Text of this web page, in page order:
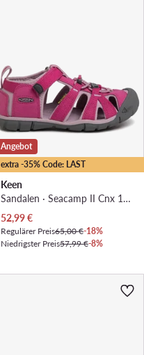
extra -35% Code: LAST
Angebot
Keen
Sandalen · Seacamp II Cnx 1022994 · Rosa
Aktueller Preis
52,99€
Regulärer Preis65,00 €-18%
Niedrigster Preis57,99 €-8%